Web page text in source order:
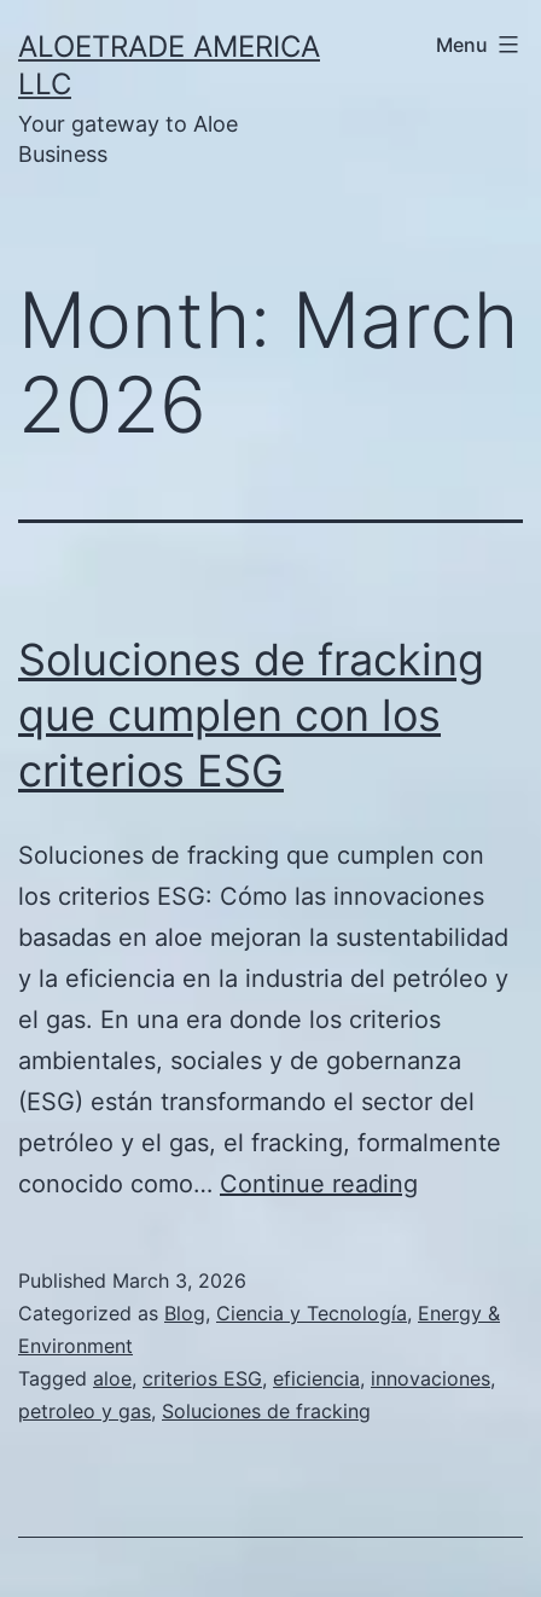
to
content
ALOETRADE AMERICA
LLC
Your gateway to Aloe
Business
Menu
Month: March
2026
Soluciones de fracking
que cumplen con los
criterios ESG
Soluciones de fracking que cumplen con
los criterios ESG: Cómo las innovaciones
basadas en aloe mejoran la sustentabilidad
y la eficiencia en la industria del petróleo y
el gas. En una era donde los criterios
ambientales, sociales y de gobernanza
(ESG) están transformando el sector del
petróleo y el gas, el fracking, formalmente
conocido como… Continue reading
que
con
Published March 3, 2026
Categorized as Blog, Ciencia y Tecnología, Energy &
Environment
Tagged aloe, criterios ESG, eficiencia, innovaciones,
petroleo y gas, Soluciones de fracking